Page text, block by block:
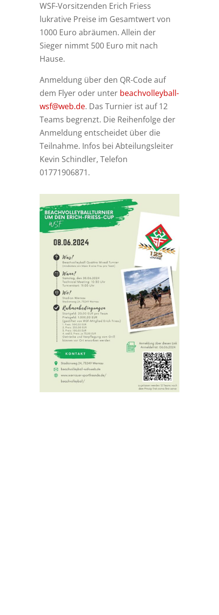
WSF-Vorsitzenden Erich Friess
lukrative Preise im Gesamtwert von
1000 Euro abräumen. Allein der
Sieger nimmt 500 Euro mit nach
Hause.
Anmeldung über den QR-Code auf
dem Flyer oder unter beachvolleyball-
wsf@web.de. Das Turnier ist auf 12
Teams begrenzt. Die Reihenfolge der
Anmeldung entscheidet über die
Teilnahme. Infos bei Abteilungsleiter
Kevin Schindler, Telefon
01771906871.